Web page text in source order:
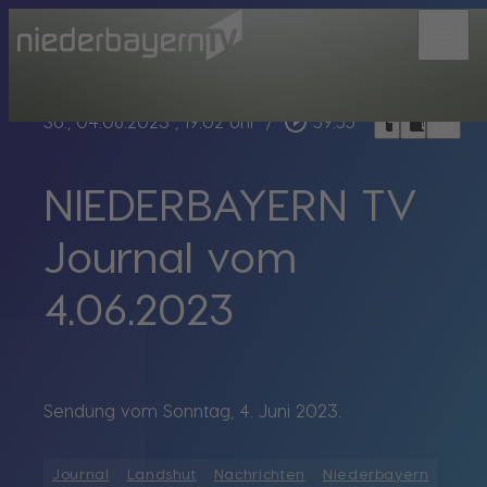
So., 04.06.2023, 19:02 Uhr / play_circle_outline 59:55 headphoneschrome_reader_modebookmark_border
NIEDERBAYERN TV
Journal vom
4.06.2023
Sendung vom Sonntag, 4. Juni 2023.
Journal Landshut Nachrichten Niederbayern